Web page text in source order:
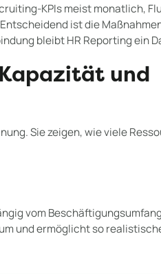
KPIs meist monatlich,
ist die
bleibt HR Reporting ein
und
Sie zeigen, wie viele
vom
und ermöglicht so